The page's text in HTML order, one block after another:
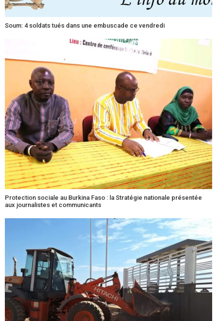
Soum: 4 soldats tués dans une embuscade ce vendredi
Protection sociale au Burkina Faso : la Stratégie nationale présentée
aux journalistes et communicants